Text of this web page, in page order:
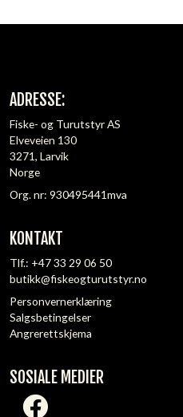
ADRESSE:
Fiske- og Turutstyr AS
Elveveien 130
3271, Larvik
Norge
Org. nr: 930495441mva
KONTAKT
Tlf.: +47 33 29 06 50
butikk@fiskeogturutstyr.no
Personvernerklæring
Salgsbetingelser
Angrerettskjema
SOSIALE MEDIER